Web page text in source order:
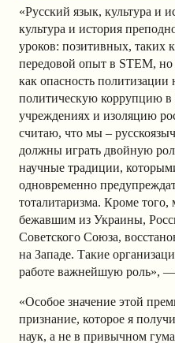
«Русский язык, культура и
культура и история
уроков: позитивных, таких
передовой опыт в STEM,
как опасность
политическую коррупцию в
учреждениях и изоляцию
считаю, что мы –
должны играть двойную
научные традиции,
одновременно
тоталитаризма. Кроме
бежавшим из Украины,
Советского Союза,
на Западе. Такие
работе важнейшую роль»,
«Особое значение этой
признание, которое я
наук, а не в привычном